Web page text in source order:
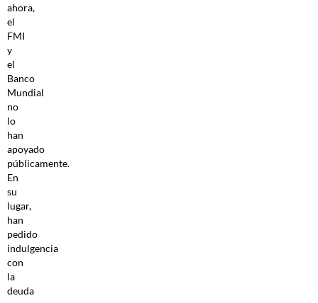
ahora,
el
FMI
y
el
Banco
Mundial
no
lo
han
apoyado
públicamente.
En
su
lugar,
han
pedido
indulgencia
con
la
deuda